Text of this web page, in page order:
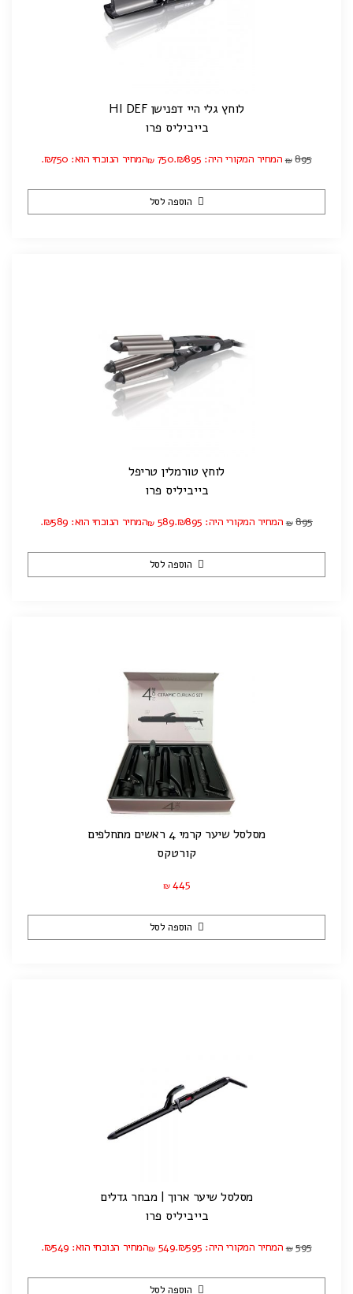
לוחץ גלי היי דפנישן HI DEF
בייביליס פרו
₪ 895 המחיר המקורי היה: ₪895. ₪ 750 המחיר הנוכחי הוא: ₪750.
הוספה לסל
לוחץ טורמלין טריפל
בייביליס פרו
₪ 895 המחיר המקורי היה: ₪895. ₪ 589 המחיר הנוכחי הוא: ₪589.
הוספה לסל
מסלסל שיער קרמי 4 ראשים מתחלפים
קורטקס
₪ 445
הוספה לסל
מסלסל שיער ארוך | מבחר גדלים
בייביליס פרו
₪ 595 המחיר המקורי היה: ₪595. ₪ 549 המחיר הנוכחי הוא: ₪549.
הוספה לסל